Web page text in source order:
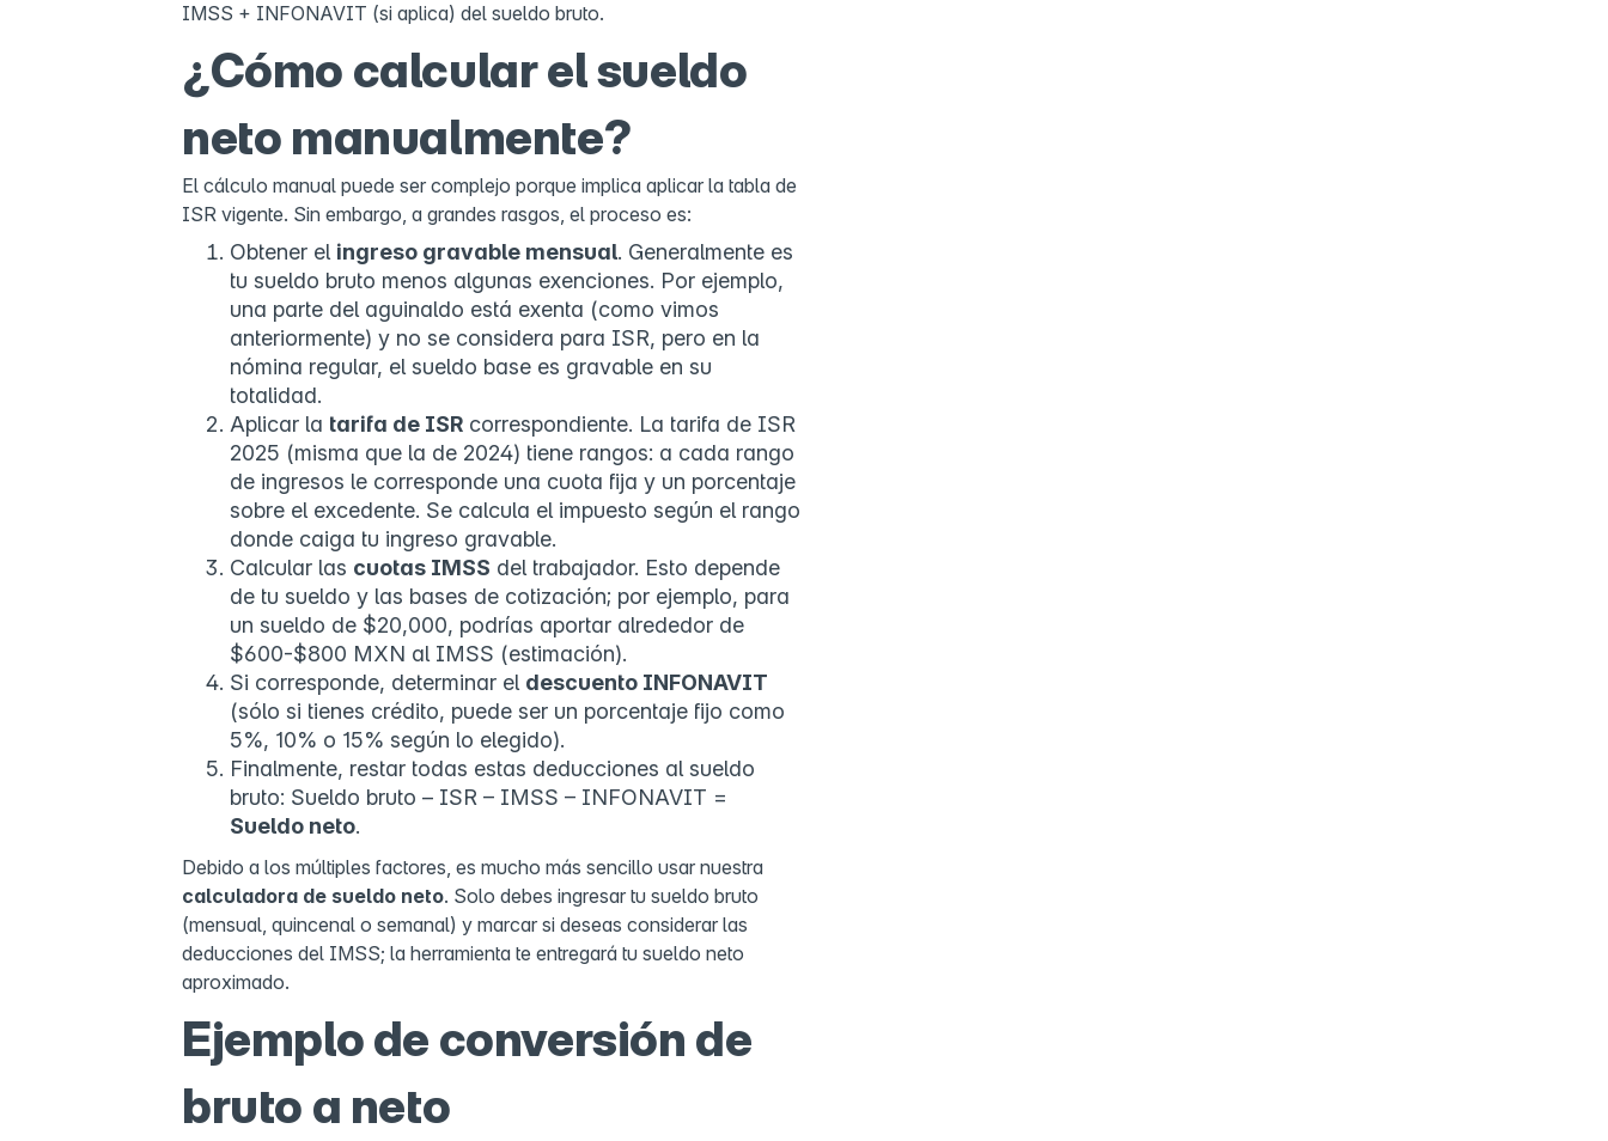
IMSS + INFONAVIT (si aplica) del sueldo bruto.
¿Cómo calcular el sueldo
neto manualmente?
El cálculo manual puede ser complejo porque implica aplicar la tabla de
ISR vigente. Sin embargo, a grandes rasgos, el proceso es:
Obtener el ingreso gravable mensual. Generalmente es
tu sueldo bruto menos algunas exenciones. Por ejemplo,
una parte del aguinaldo está exenta (como vimos
anteriormente) y no se considera para ISR, pero en la
nómina regular, el sueldo base es gravable en su
totalidad.
Aplicar la tarifa de ISR correspondiente. La tarifa de ISR
2025 (misma que la de 2024) tiene rangos: a cada rango
de ingresos le corresponde una cuota fija y un porcentaje
sobre el excedente. Se calcula el impuesto según el rango
donde caiga tu ingreso gravable.
Calcular las cuotas IMSS del trabajador. Esto depende
de tu sueldo y las bases de cotización; por ejemplo, para
un sueldo de $20,000, podrías aportar alrededor de
$600-$800 MXN al IMSS (estimación).
Si corresponde, determinar el descuento INFONAVIT
(sólo si tienes crédito, puede ser un porcentaje fijo como
5%, 10% o 15% según lo elegido).
Finalmente, restar todas estas deducciones al sueldo
bruto: Sueldo bruto – ISR – IMSS – INFONAVIT =
Sueldo neto.
Debido a los múltiples factores, es mucho más sencillo usar nuestra
calculadora de sueldo neto. Solo debes ingresar tu sueldo bruto
(mensual, quincenal o semanal) y marcar si deseas considerar las
deducciones del IMSS; la herramienta te entregará tu sueldo neto
aproximado.
Ejemplo de conversión de
bruto a neto